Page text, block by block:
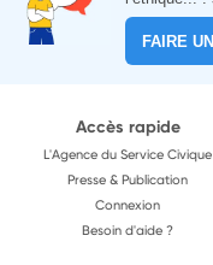
FAIRE
Accès rapide
L'Agence du Service Civique
Presse & Publication
Connexion
Besoin d'aide ?